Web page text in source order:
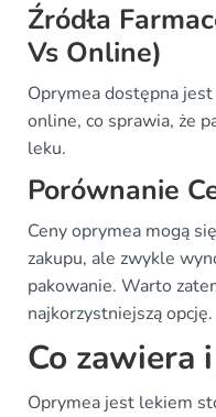
Źródła
Vs Online)
Oprymea dostępna
online, co sprawia, że
leku.
Porównanie
Ceny oprymea mogą
zakupu, ale zwykle
pakowanie. Warto
najkorzystniejszą opcję.
Co zawiera
Oprymea jest lekiem